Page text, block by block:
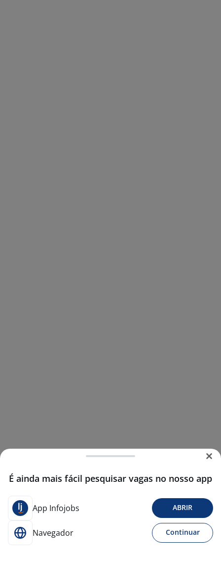
É ainda mais fácil pesquisar vagas no nosso app
App Infojobs ABRIR
Navegador Continuar